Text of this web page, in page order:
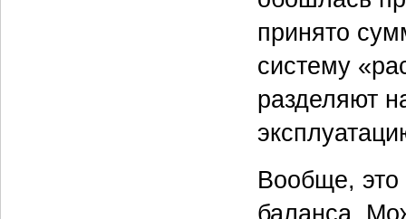
принято
систему
разделяют
Вообще, это
баланса.